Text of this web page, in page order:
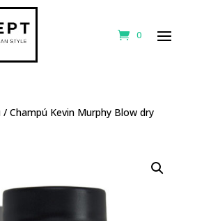
0
/ Champú Kevin Murphy Blow dry